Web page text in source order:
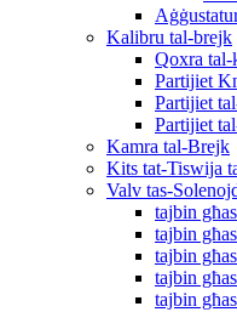
Kalibru tal-brejk
Qoxra
Partijiet
Partijiet
Partijiet
Kamra tal-Brejk
Kits tat-Tiswija
Valv tas-
tajbin
tajbin
tajbin
tajbin
tajbin